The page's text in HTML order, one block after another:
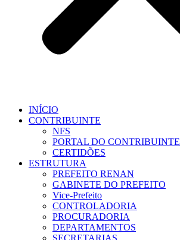
INÍCIO
CONTRIBUINTE
NFS
PORTAL DO CONTRIBUINTE
CERTIDÕES
ESTRUTURA
PREFEITO RENAN
GABINETE DO PREFEITO
Vice-Prefeito
CONTROLADORIA
PROCURADORIA
DEPARTAMENTOS
SECRETARIAS